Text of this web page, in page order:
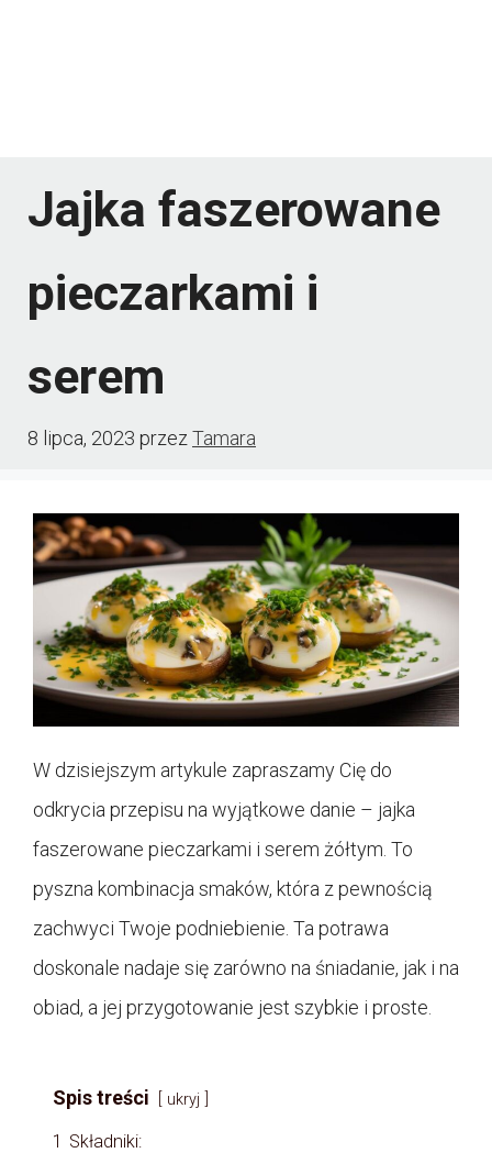
Jajka faszerowane
pieczarkami i
serem
8 lipca, 2023 przezTamara
W dzisiejszym artykule zapraszamy Cię do
odkrycia przepisu na wyjątkowe danie – jajka
faszerowane pieczarkami i serem żółtym. To
pyszna kombinacja smaków, która z pewnością
zachwyci Twoje podniebienie. Ta potrawa
doskonale nadaje się zarówno na śniadanie, jak i na
obiad, a jej przygotowanie jest szybkie i proste.
Spis treści ukryj
1 Składniki: